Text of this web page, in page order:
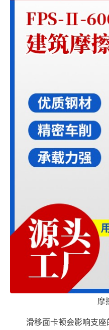
摩
滑移面卡顿会影响支